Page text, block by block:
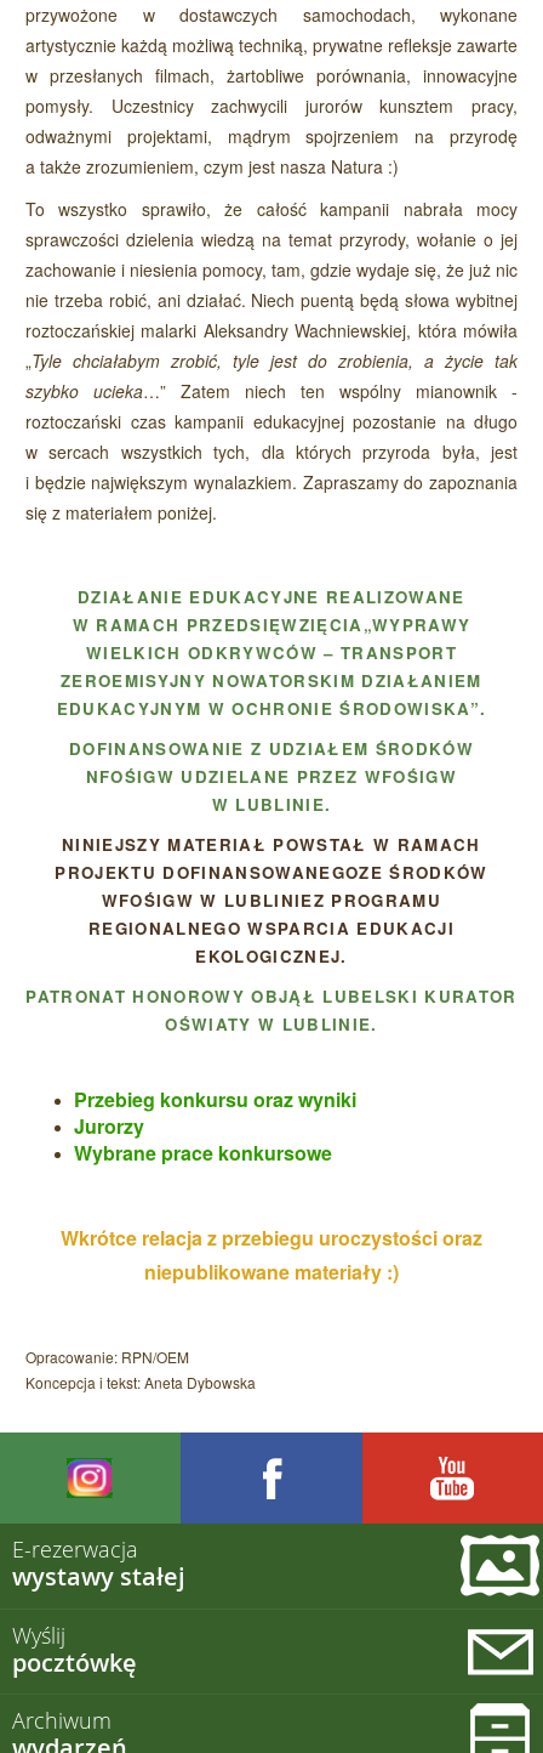
przywożone w dostawczych samochodach, wykonane
artystycznie każdą możliwą techniką, prywatne refleksje zawarte
w przesłanych filmach, żartobliwe porównania, innowacyjne
pomysły. Uczestnicy zachwycili jurorów kunsztem pracy,
odważnymi projektami, mądrym spojrzeniem na przyrodę
a także zrozumieniem, czym jest nasza Natura :)
To wszystko sprawiło, że całość kampanii nabrała mocy
sprawczości dzielenia wiedzą na temat przyrody, wołanie o jej
zachowanie i niesienia pomocy, tam, gdzie wydaje się, że już nic
nie trzeba robić, ani działać. Niech puentą będą słowa wybitnej
roztoczańskiej malarki Aleksandry Wachniewskiej, która mówiła
„Tyle chciałabym zrobić, tyle jest do zrobienia, a życie tak
szybko ucieka…” Zatem niech ten wspólny mianownik -
roztoczański czas kampanii edukacyjnej pozostanie na długo
w sercach wszystkich tych, dla których przyroda była, jest
i będzie największym wynalazkiem. Zapraszamy do zapoznania
się z materiałem poniżej.
DZIAŁANIE EDUKACYJNE REALIZOWANE
W RAMACH PRZEDSIĘWZIĘCIA„WYPRAWY
WIELKICH ODKRYWCÓW – TRANSPORT
ZEROEMISYJNY NOWATORSKIM DZIAŁANIEM
EDUKACYJNYM W OCHRONIE ŚRODOWISKA”.
DOFINANSOWANIE Z UDZIAŁEM ŚRODKÓW
NFOŚIGW UDZIELANE PRZEZ WFOŚIGW
W LUBLINIE.
NINIEJSZY MATERIAŁ POWSTAŁ W RAMACH
PROJEKTU DOFINANSOWANEGOZE ŚRODKÓW
WFOŚIGW W LUBLINIEZ PROGRAMU
REGIONALNEGO WSPARCIA EDUKACJI
EKOLOGICZNEJ.
PATRONAT HONOROWY OBJĄŁ LUBELSKI KURATOR
OŚWIATY W LUBLINIE.
Przebieg konkursu oraz wyniki
Jurorzy
Wybrane prace konkursowe
Wkrótce relacja z przebiegu uroczystości oraz
niepublikowane materiały :)
Opracowanie: RPN/OEM
Koncepcja i tekst: Aneta Dybowska
E-rezerwacja
wystawy stałej
Wyślij
pocztówkę
Archiwum